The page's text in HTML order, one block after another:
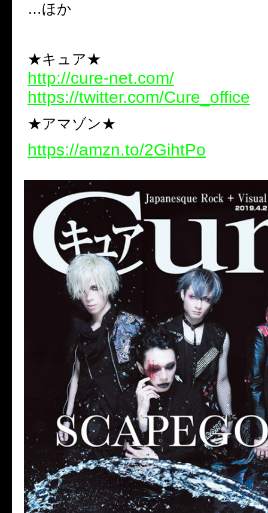
…ほか
★キュア★
http://cure-net.com/
https://twitter.com/Cure_office
★アマゾン★
https://amzn.to/2GihtPo